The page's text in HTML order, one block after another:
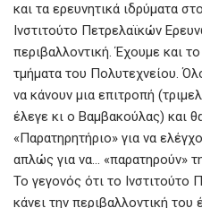
και τα ερευνητικά ιδρύματα
Ινστιτούτο Πετρελαϊκών
περιβαλλοντική. Έχουμε και
τμήματα του Πολυτεχνείου.
να κάνουν μια επιτροπή
έλεγε κι ο Βαμβακούλας) και
«Παρατηρητήριο» για να
απλώς για να… «παρατηρούν»
Το γεγονός ότι το Ινστιτούτο
κάνει την περιβαλλοντική